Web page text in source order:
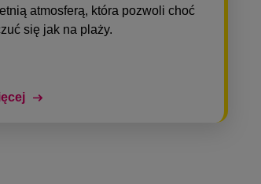
atmosferą, która pozwoli choć
się jak na plaży.